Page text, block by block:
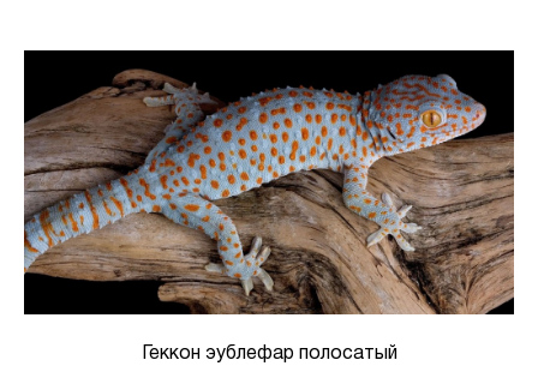
Геккон эублефар полосатый